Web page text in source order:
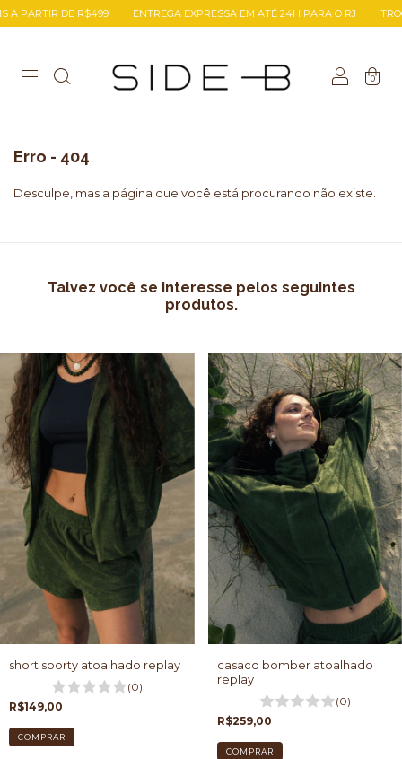
PARTIR DE R$499 ENTREGA EXPRESSA EM ATÉ 24H PARA O RJ
0
Erro - 404
Desculpe, mas a página que você está procurando não existe.
Talvez você se interesse pelos seguintes
produtos.
short sporty atoalhado replay
(0)
R$149,00
COMPRAR
casaco bomber atoalhado
replay
(0)
R$259,00
COMPRAR